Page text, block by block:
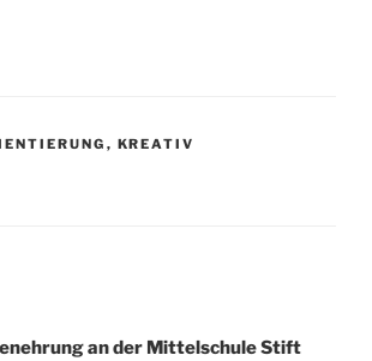
, KREATIV
an der Mittelschule Stift